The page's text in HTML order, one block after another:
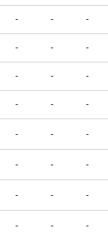
- - -
- - -
- - -
- - -
- - -
- - -
- - -
- - -